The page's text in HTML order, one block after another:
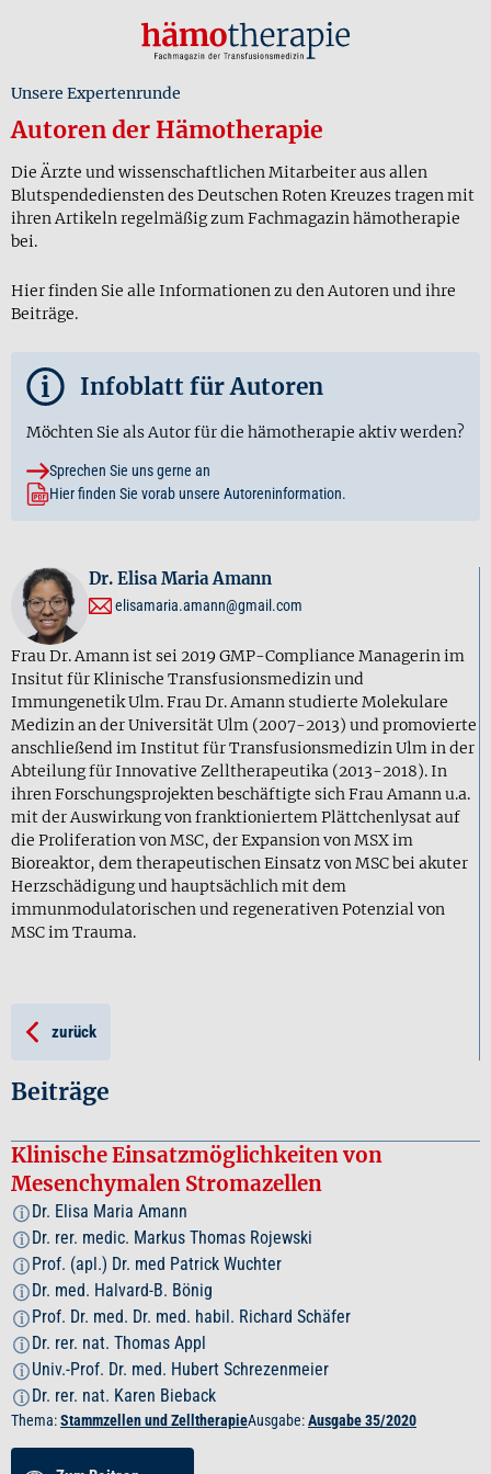
Unsere Expertenrunde
Autoren der Hämotherapie
Die Ärzte und wissenschaftlichen Mitarbeiter aus allen
Blutspendediensten des Deutschen Roten Kreuzes tragen mit
ihren Artikeln regelmäßig zum Fachmagazin hämotherapie
bei.
Hier finden Sie alle Informationen zu den Autoren und ihre
Beiträge.
i Infoblatt für Autoren
Möchten Sie als Autor für die hämotherapie aktiv werden?
Sprechen Sie uns gerne an
Hier finden Sie vorab unsere Autoreninformation.
Dr. Elisa Maria Amann
elisamaria.amann@gmail.com
Frau Dr. Amann ist sei 2019 GMP-Compliance Managerin im
Insitut für Klinische Transfusionsmedizin und
Immungenetik Ulm. Frau Dr. Amann studierte Molekulare
Medizin an der Universität Ulm (2007-2013) und promovierte
anschließend im Institut für Transfusionsmedizin Ulm in der
Abteilung für Innovative Zelltherapeutika (2013-2018). In
ihren Forschungsprojekten beschäftigte sich Frau Amann u.a.
mit der Auswirkung von franktioniertem Plättchenlysat auf
die Proliferation von MSC, der Expansion von MSX im
Bioreaktor, dem therapeutischen Einsatz von MSC bei akuter
Herzschädigung und hauptsächlich mit dem
immunmodulatorischen und regenerativen Potenzial von
MSC im Trauma.
zurück
Beiträge
Klinische Einsatzmöglichkeiten von
Mesenchymalen Stromazellen
i Dr. Elisa Maria Amann
i Dr. rer. medic. Markus Thomas Rojewski
i Prof. (apl.) Dr. med Patrick Wuchter
i Dr. med. Halvard-B. Bönig
i Prof. Dr. med. Dr. med. habil. Richard Schäfer
i Dr. rer. nat. Thomas Appl
i Univ.-Prof. Dr. med. Hubert Schrezenmeier
i Dr. rer. nat. Karen Bieback
Thema:Stammzellen und ZelltherapieAusgabe:Ausgabe 35/2020